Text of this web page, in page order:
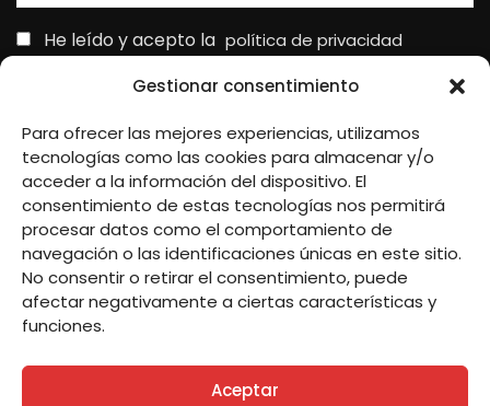
Gestionar consentimiento
Para ofrecer las mejores experiencias, utilizamos
tecnologías como las cookies para almacenar y/o
acceder a la información del dispositivo. El
consentimiento de estas tecnologías nos permitirá
procesar datos como el comportamiento de
navegación o las identificaciones únicas en este sitio.
No consentir o retirar el consentimiento, puede
afectar negativamente a ciertas características y
funciones.
Aceptar
He leído y acepto la política de privacidad
Responsable » Ayuntamiento de Remolinos.
Finalidad » enviarte nuestras publicaciones y noticias.
Legitimación » tu consentimiento.
Destinatarios » solo se realizan cesiones si existe una obligación
legal.
Derechos » podrás ejercer tus derechos de acceso, rectificación,
limitación y suprimir los datos como se indica en la Política de
Privacidad .